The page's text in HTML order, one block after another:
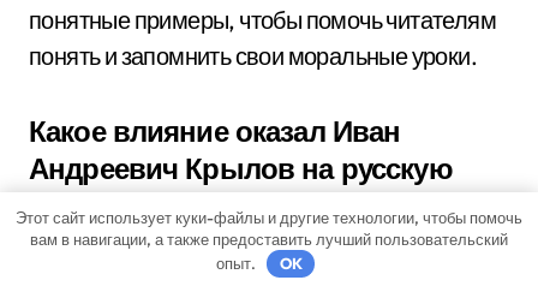
понятные примеры, чтобы помочь читателям
понять и запомнить свои моральные уроки.
Какое влияние оказал Иван
Андреевич Крылов на русскую
литературу?
Влияние Ивана Андреевича Крылова на
Этот сайт использует куки-файлы и другие технологии, чтобы помочь
вам в навигации, а также предоставить лучший пользовательский
опыт.
OK